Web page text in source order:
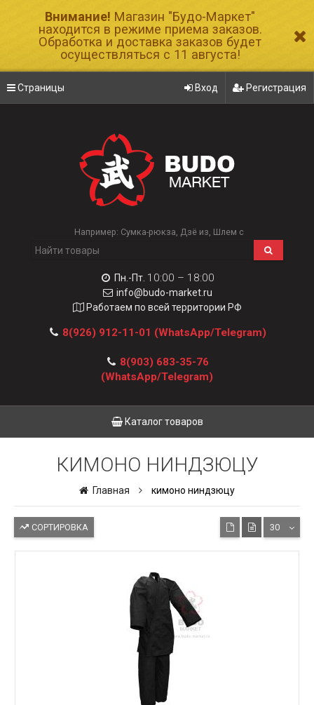
Внимание! Магазин "Будо-Маркет"
находится в режиме приема заказов.
Обработка и доставка заказов будет
осуществляться с 11 августа!
Страницы Вход Регистрация
Например: Сумка-рюкза Дзё из Шлем с
Пн.-Пт. 10:00 – 18:00
info@budo-market.ru
Работаем по всей территории РФ
8(926) 912-11-01 (WhatsApp/Telegram)
8(903) 683-35-76
(WhatsApp/Telegram)
Каталог товаров
КИМОНО НИНДЗЮЦУ
Главная кимоно ниндзюцу
СОРТИРОВКА 30